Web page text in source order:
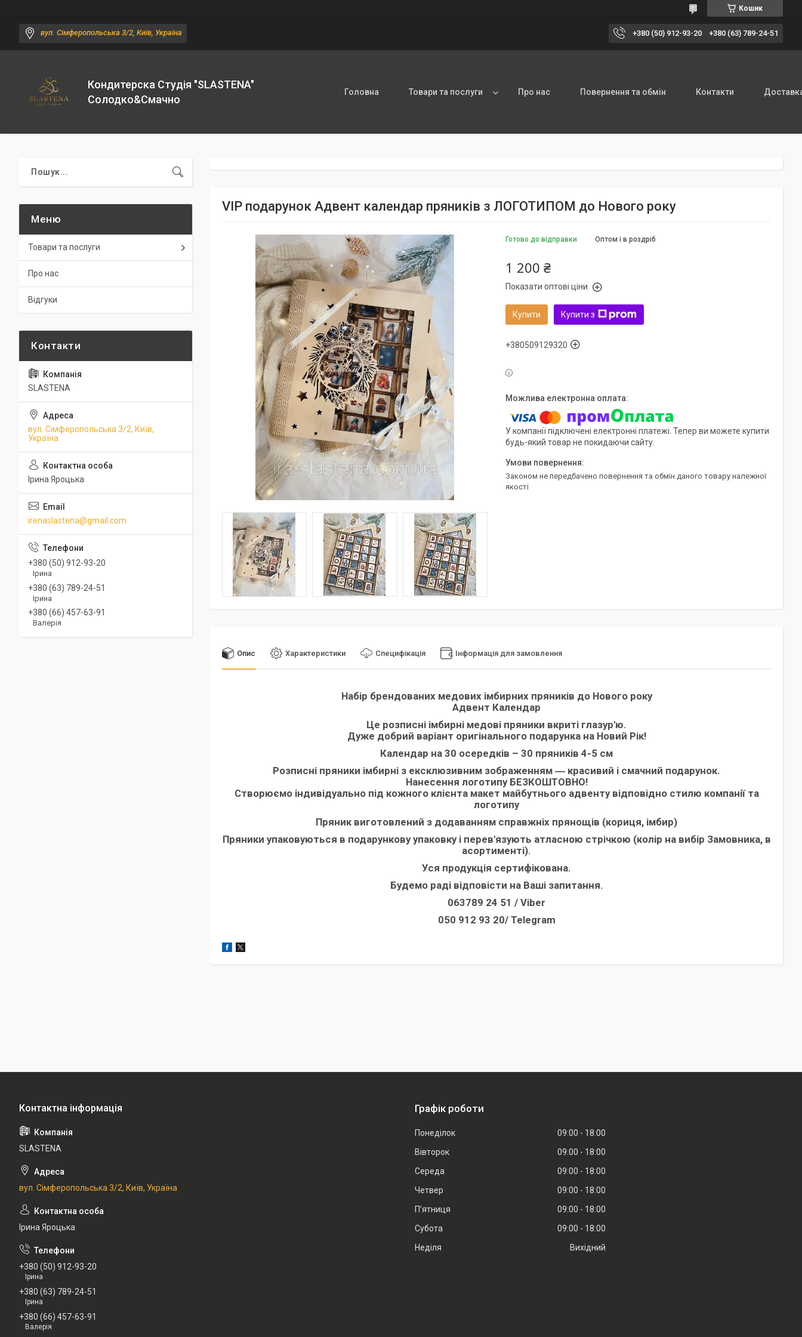
Кошик
вул. Сімферопольська 3/2, Київ, Україна +380 (50) 912-93-20 +380 (63) 789-24-51
Кондитерска Студія "SLASTENA"
Солодко&Смачно
Головна Товари та послуги Про нас Повернення та обмін Контакти
VIP подарунок Адвент календар пряників з ЛОГОТИПОМ до Нового року
Готово до відправки Оптом і в роздріб
1 200 ₴
Показати оптові ціни
Купити Купити з
+380509129320
У компанії підключені електронні платежі. Тепер ви можете купити
будь-який товар не покидаючи сайту.
Законом не передбачено повернення та обмін даного товару належної
якості
Опис Характеристики Специфікація Інформація для замовлення
Набір брендованих медових імбирних пряників до Нового року
Адвент Календар
Це розписні імбирні медові пряники вкриті глазур'ю.
Дуже добрий варіант оригінального подарунка на Новий Рік!
Календар на 30 осередків – 30 пряників 4-5 см
Розписні пряники імбирні з ексклюзивним зображенням ― красивий і смачний подарунок.
Нанесення логотипу БЕЗКОШТОВНО!
Створюємо індивідуально під кожного клієнта макет майбутнього адвенту відповідно стилю компанії та
логотипу
Пряник виготовлений з додаванням справжніх прянощів (кориця, імбир)
Пряники упаковуються в подарункову упаковку і перев'язують атласною стрічкою (колір на вибір Замовника, в
асортименті).
Уся продукція сертифікована.
Будемо раді відповісти на Ваші запитання.
063789 24 51 / Viber
050 912 93 20/ Telegram
Товари та послуги
Про нас
Відгуки
SLASTENA
вул. Сімферопольська 3/2, Київ,
Україна
Ірина Яроцька
irenaslastena@gmail.com
+380 (50) 912-93-20
Ірина
+380 (63) 789-24-51
Ірина
+380 (66) 457-63-91
Валерія
SLASTENA
вул. Сімферопольська 3/2, Київ, Україна
Ірина Яроцька
+380 (50) 912-93-20
Ірина
+380 (63) 789-24-51
Ірина
+380 (66) 457-63-91
Валерія
Графік роботи
Понеділок 09:00
18:00
Вівторок
09:00
18:00
Середа
09:00
18:00
Четвер
09:00
18:00
Пʼятниця
09:00
18:00
Субота
09:00
18:00
Неділя
Вихідний